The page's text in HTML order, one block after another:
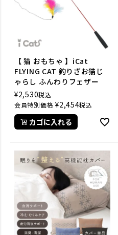
【 猫 おもちゃ 】iCat
FLYING CAT 釣りざお猫じ
ゃらし ふんわりフェザー
¥2,530税込
会員特別価格 ¥2,454税込
カゴに入れる